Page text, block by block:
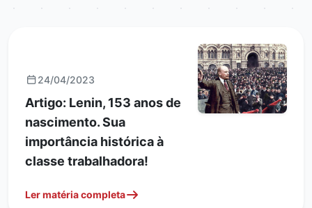
24/04/2023
Artigo: Lenin, 153 anos de
nascimento. Sua
importância histórica à
classe trabalhadora!
Ler matéria completa